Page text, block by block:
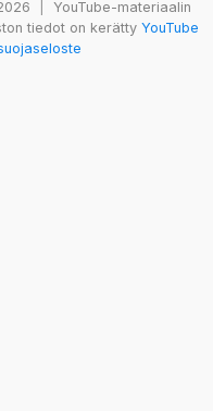
YouTube-materiaalin
tiedot on kerätty YouTube